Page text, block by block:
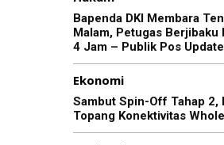
Bapenda DKI Membara
Malam, Petugas Berjibaku
4 Jam – Publik Pos Update
Ekonomi
Sambut Spin-Off Tahap 2,
Topang Konektivitas